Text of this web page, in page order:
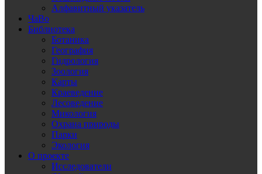
Алфавитный указатель
ЧаВо
Библиотека
Ботаника
География
Гидрология
Зоология
Карты
Краеведение
Лесоведение
Микология
Охрана природы
Парки
Экология
О проекте
Исследователи